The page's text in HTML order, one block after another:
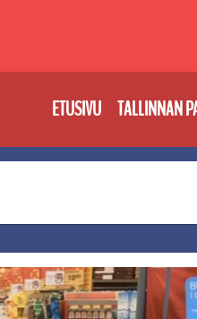
ETUSIVU TALLINNAN